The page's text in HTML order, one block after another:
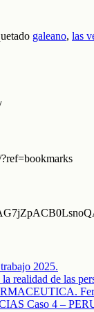
galeano, las
2025.
de las
Caso 4 –